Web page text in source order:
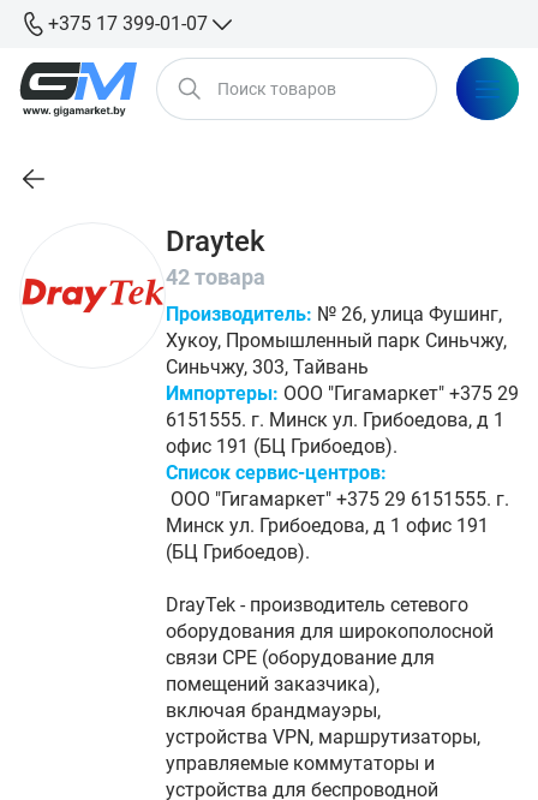
+375 17 399-01-07
Draytek
42 товара
Производитель: № 26, улица Фушинг,
Хукоу, Промышленный парк Синьчжу,
Синьчжу, 303, Тайвань
Импортеры: ООО "Гигамаркет" +375 29
6151555. г. Минск ул. Грибоедова, д 1
офис 191 (БЦ Грибоедов).
Список сервис-центров:
ООО "Гигамаркет" +375 29 6151555. г.
Минск ул. Грибоедова, д 1 офис 191
(БЦ Грибоедов).
DrayTek - производитель сетевого
оборудования для широкополосной
связи CPE (оборудование для
помещений заказчика),
включая брандмауэры,
устройства VPN, маршрутизаторы,
управляемые коммутаторы и
устройства для беспроводной